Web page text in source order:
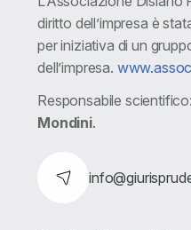
diritto dell’impresa è
per iniziativa di un
dell’impresa.
Responsabile scientifico:
Mondini.